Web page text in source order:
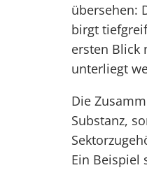
übersehen:
birgt
ersten Blick
unterliegt
Die
Substanz,
Ein Beispiel